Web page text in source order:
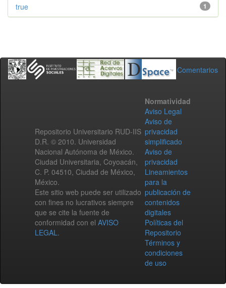
1
true
Comentarios
Repositorio Universitario RUD-IIS
D.R. © 2010. Universidad
Nacional Autónoma de México.
Ciudad Universitaria, Coyoacán,
C. P. 04510, Ciudad de México,
México.
Este sitio web puede ser utilizado
con fines no lucrativos siempre
que se cite la fuente de
conformidad con el AVISO
LEGAL.
Normatividad
Aviso Legal
Aviso de
privacidad
simplificado
Aviso de
privacidad
Lineamientos
para la
publicación de
contenidos
digitales
Políticas del
Repositorio
Términos y
condiciones
de uso